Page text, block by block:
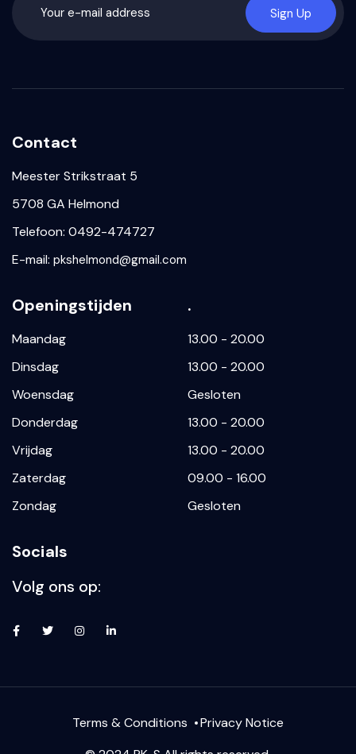
Sign Up
Contact
Meester Strikstraat 5
5708 GA Helmond
Telefoon: 0492-474727
E-mail: pkshelmond@gmail.com
Openingstijden
Maandag
Dinsdag
Woensdag
Donderdag
Vrijdag
Zaterdag
Zondag
.
13.00 - 20.00
13.00 - 20.00
Gesloten
13.00 - 20.00
13.00 - 20.00
09.00 - 16.00
Gesloten
Socials
Volg ons op:
Terms & Conditions Privacy Notice